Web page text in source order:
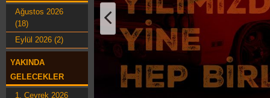
Ağustos 2026
(18)
Eylül 2026 (2)
YAKINDA
GELECEKLER
1. Çeyrek 2026